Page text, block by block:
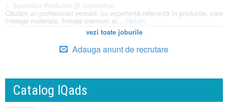
Specialist Productie @ Godmother
Căutăm un profesionist versatil, cu experiență relevantă în producție, care
înțelege materiale, finisaje premium și... [detalii]
vezi toate joburile
Adauga anunt de recrutare
Catalog IQads